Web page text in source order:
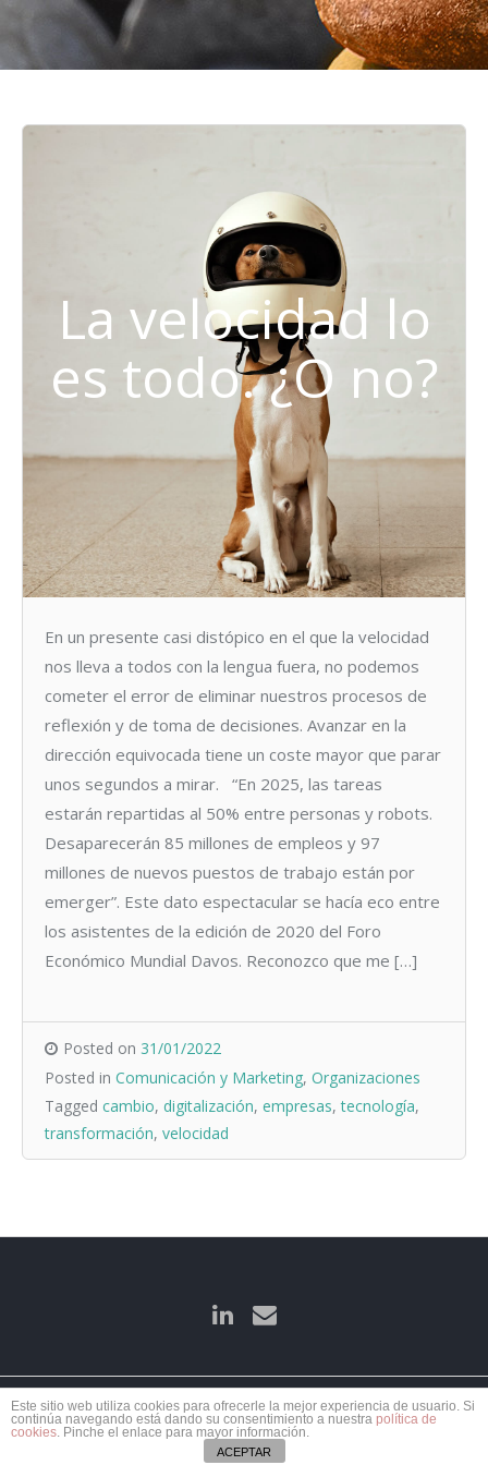
La velocidad lo
es todo. ¿O no?
En un presente casi distópico en el que la velocidad
nos lleva a todos con la lengua fuera, no podemos
cometer el error de eliminar nuestros procesos de
reflexión y de toma de decisiones. Avanzar en la
dirección equivocada tiene un coste mayor que parar
unos segundos a mirar. “En 2025, las tareas
estarán repartidas al 50% entre personas y robots.
Desaparecerán 85 millones de empleos y 97
millones de nuevos puestos de trabajo están por
emerger”. Este dato espectacular se hacía eco entre
los asistentes de la edición de 2020 del Foro
Económico Mundial Davos. Reconozco que me […]
Posted on 31/01/2022
Posted in Comunicación y Marketing, Organizaciones
Tagged cambio, digitalización, empresas,tecnología,
transformación, velocidad
Este sitio web utiliza cookies para ofrecerle la mejor experiencia de usuario. Si
continúa navegando está dando su consentimiento a nuestra política de
cookies. Pinche el enlace para mayor información.
ACEPTAR